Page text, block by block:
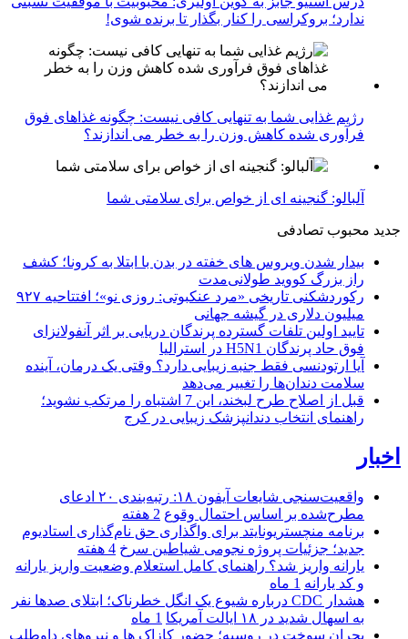
ندارد؛ بروکراسی را کنار بگذار تا برنده شوی!
رژیم غذایی شما به تنهایی کافی نیست: چگونه غذاهای فوق
فرآوری شده کاهش وزن را به خطر می اندازند؟
آلبالو: گنجینه ای از خواص برای سلامتی شما
جدید محبوب تصادفی
بیدار شدن ویروس‌ های خفته در بدن با ابتلا به کرونا؛ کشف
راز بزرگ کووید طولانی‌مدت
رکوردشکنی تاریخی «مرد عنکبوتی: روزی نو»؛ افتتاحیه ۹۲۷
میلیون دلاری در گیشه جهانی
تایید اولین تلفات گسترده پرندگان دریایی بر اثر آنفولانزای
فوق حاد پرندگان H5N1 در استرالیا
آیا ارتودنسی فقط جنبه زیبایی دارد؟ وقتی یک درمان، آینده
سلامت دندان‌ها را تغییر می‌دهد
قبل از اصلاح طرح لبخند، این 7 اشتباه را مرتکب نشوید؛
راهنمای انتخاب دندانپزشک زیبایی در کرج
اخبار
واقعیت‌سنجی شایعات آیفون ۱۸: رتبه‌بندی ۲۰ ادعای
مطرح‌شده بر اساس احتمال وقوع 2 هفته
برنامه منچستریونایتد برای واگذاری حق نام‌گذاری استادیوم
جدید؛ جزئیات پروژه نجومی شیاطین سرخ 4 هفته
یارانه واریز شد؟ راهنمای کامل استعلام وضعیت واریز یارانه
و کد یارانه 1 ماه
هشدار CDC درباره شیوع یک انگل خطرناک؛ ابتلای صدها نفر
به اسهال شدید در ۱۸ ایالت آمریکا
1 ماه
بحران سوخت در روسیه؛ حضور کازاک‌ ها و نیروهای داوطلب